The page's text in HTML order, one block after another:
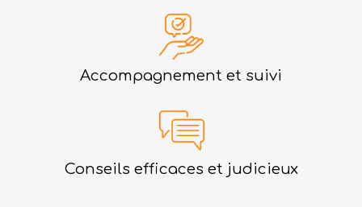
Accompagnement et suivi
Conseils efficaces et judicieux